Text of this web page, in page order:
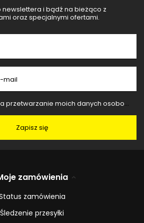
newslettera i bądź na bieżąco z
oraz specjalnymi ofertami.
mail
(adres e-mail) na potrzeby wysyłki newslettera z informacją handlową (marketing). Więcej w
Zapisz się
zamówienia
zamówienia
Śledzenie przesyłki